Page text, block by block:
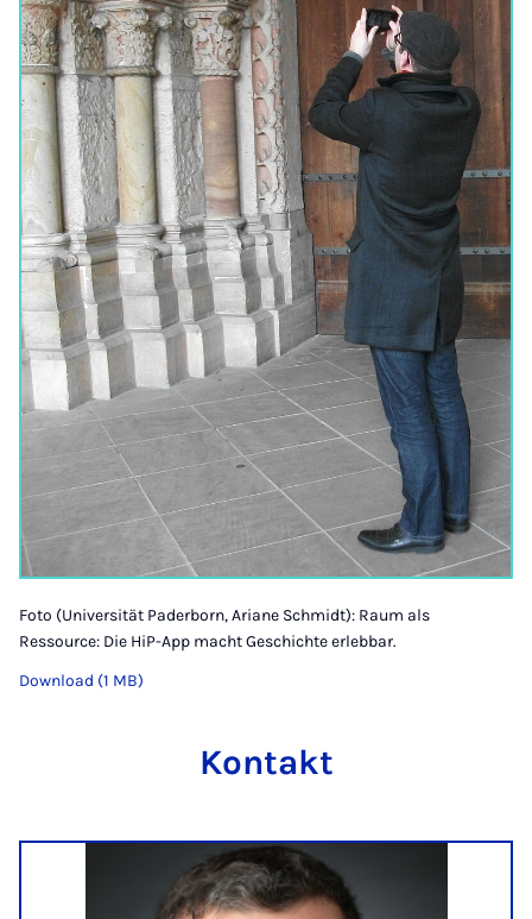
Foto (Universität Paderborn, Ariane Schmidt): Raum als
Ressource: Die HiP-App macht Geschichte erlebbar.
Download (1 MB)
Kontakt